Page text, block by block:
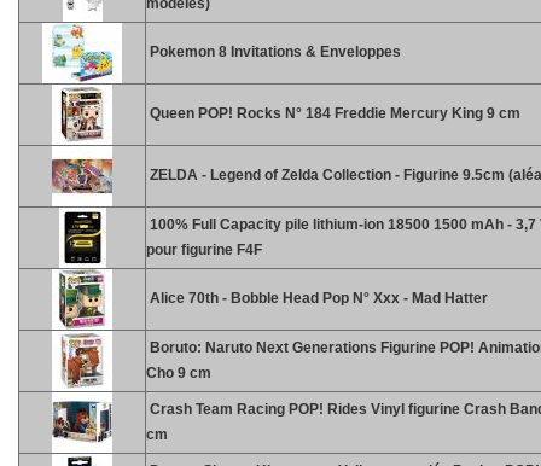
modèles)
Pokemon 8 Invitations & Enveloppes
Queen POP! Rocks N° 184 Freddie Mercury King 9 cm
ZELDA - Legend of Zelda Collection - Figurine 9.5cm
100% Full Capacity pile lithium-ion 18500 1500 mAh - 3,7
pour figurine F4F
Alice 70th - Bobble Head Pop N° Xxx - Mad Hatter
Boruto: Naruto Next Generations Figurine POP!
Cho 9 cm
Crash Team Racing POP! Rides Vinyl figurine Crash
cm